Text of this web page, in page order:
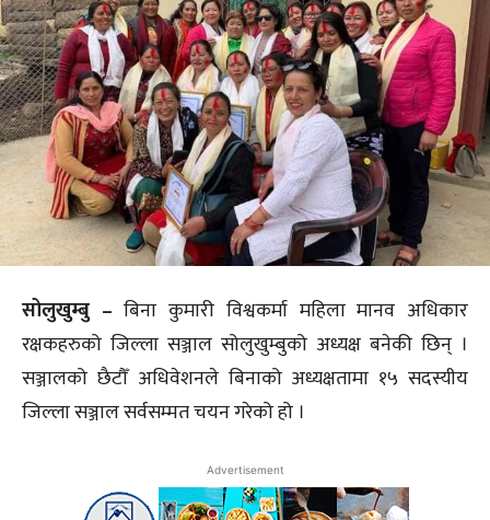
सोलुखुम्बु – बिना कुमारी विश्वकर्मा महिला मानव अधिकार
रक्षकहरुको जिल्ला सञ्जाल सोलुखुम्बुको अध्यक्ष बनेकी छिन् ।
सञ्जालको छैटौँ अधिवेशनले बिनाको अध्यक्षतामा १५ सदस्यीय
जिल्ला सञ्जाल सर्वसम्मत चयन गरेको हो ।
Advertisement